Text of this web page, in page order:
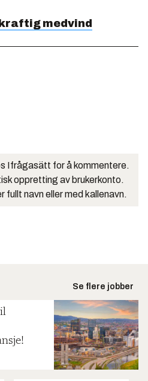
medvind
Ifrågasätt for å kommentere.
oppretting av brukerkonto.
fullt navn eller med kallenavn.
Se flere jobber